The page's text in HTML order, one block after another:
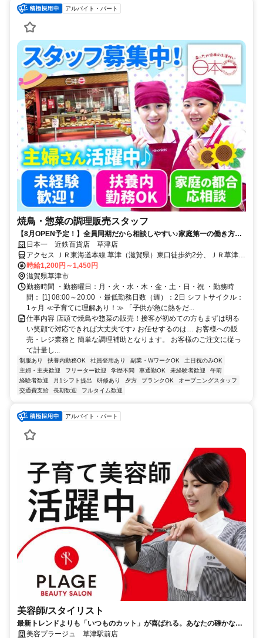
アルバイト・パート
焼鳥・惣菜の調理販売スタッフ
【8月OPEN予定！】全員同期だから相談しやすい♪家庭第一の働き方
OK！シフト調整も柔軟に相談可◎
日本一 近鉄百貨店 草津店
アクセス ＪＲ東海道本線 草津（滋賀県）東口徒歩約2分、ＪＲ草津線
草津（滋賀県）東口徒歩約2分 ★車通勤OK
時給1,200円～1,450円
滋賀県草津市
勤務時間 ・勤務曜日：月・火・水・木・金・土・日・祝 ・勤務時
間： [1] 08:00～20:00 ・最低勤務日数（週）：2日 シフトサイクル：
1ヶ月 ≪子育てに理解あり！≫ 「子供が急に熱をだ...
仕事内容 店頭で焼鳥や惣菜の販売！接客が初めての方もまずは明る
い笑顔で対応できれば大丈夫です♪ お任せするのは… お客様への販
売・レジ業務と 簡単な調理補助となります。 お客様のご注文に従っ
て計量し...
制服あり 扶養内勤務OK 社員登用あり 副業・WワークOK
土日祝のみOK
主婦・主夫歓迎
フリーター歓迎 学歴不問 車通勤OK 未経験者歓迎
午前
経験者歓迎
月1シフト提出 研修あり 夕方 ブランクOK
オープニングスタッフ
交通費支給
長期歓迎 フルタイム歓迎
アルバイト・パート
美容師/スタイリスト
最新トレンドよりも「いつものカット」が喜ばれる。あなたの確かな基
礎技術が活きる場所。
美容プラージュ 草津駅前店